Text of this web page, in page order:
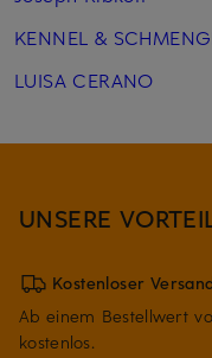
KENNEL &
LUISA CERANO
UNSERE
Kostenloser
Ab einem Bestellwert
kostenlos.